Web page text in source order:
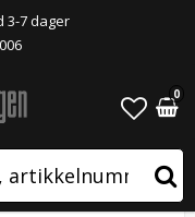
3-7 dager
0